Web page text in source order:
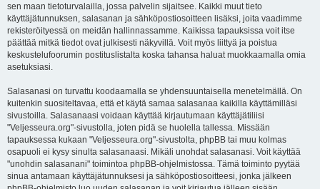
sen maan tietoturvalailla, jossa palvelin sijaitsee. Kaikki muut tieto
käyttäjätunnuksen, salasanan ja sähköpostiosoitteen lisäksi, joita vaadimme
rekisteröityessä on meidän hallinnassamme. Kaikissa tapauksissa voit itse
päättää mitkä tiedot ovat julkisesti näkyvillä. Voit myös liittyä ja poistua
keskustelufoorumin postituslistalta koska tahansa haluat muokkaamalla omia
asetuksiasi.
Salasanasi on turvattu koodaamalla se yhdensuuntaisella menetelmällä. On
kuitenkin suositeltavaa, että et käytä samaa salasanaa kaikilla käyttämilläsi
sivustoilla. Salasanaasi voidaan käyttää kirjautumaan käyttäjätiliisi
"Veljesseura.org"-sivustolla, joten pidä se huolella tallessa. Missään
tapauksessa kukaan "Veljesseura.org"-sivustolta, phpBB tai muu kolmas
osapuoli ei kysy sinulta salasanaasi. Mikäli unohdat salasanasi. Voit käyttää
"unohdin salasanani" toimintoa phpBB-ohjelmistossa. Tämä toiminto pyytää
sinua antamaan käyttäjätunnuksesi ja sähköpostiosoitteesi, jonka jälkeen